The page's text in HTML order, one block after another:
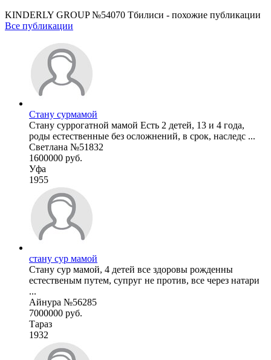
KINDERLY GROUP №54070 Тбилиси - похожие публикации
Все публикации
Стану сурмамой
Стану суррогатной мамой Есть 2 детей, 13 и 4 года,
роды естественные без осложнений, в срок, наследс ...
Светлана №51832
1600000 руб.
Уфа
1955
стану сур мамой
Стану сур мамой, 4 детей все здоровы рожденны
естественым путем, супруг не против, все через натари
...
Айнура №56285
7000000 руб.
Тараз
1932